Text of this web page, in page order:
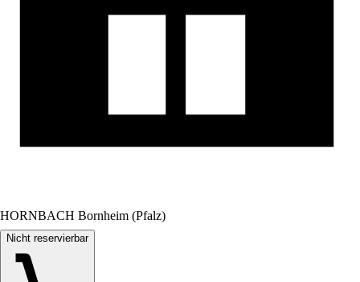
HORNBACH Bornheim (Pfalz)
Nicht reservierbar